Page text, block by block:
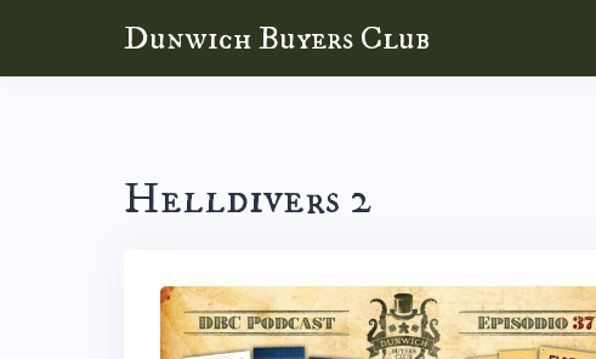
Dunwich Buyers Club
Helldivers 2